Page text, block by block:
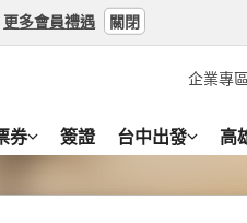
更多會員禮遇 關閉
企業專區
券 簽證 台中出發 高